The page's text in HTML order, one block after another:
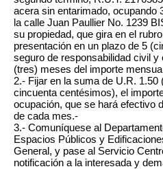
acera sin entarimado, ocupando
la calle Juan Paullier No. 1239
su propiedad, que gira en el
presentación en un plazo de 5
seguro de responsabilidad civil
(tres) meses del importe
2.- Fijar en la suma de U.R.
cincuenta centésimos), el
ocupación, que se hará efectivo
de cada mes.-
3.- Comuníquese al
Espacios Públicos y
General, y pase al Servicio
notificación a la interesada y